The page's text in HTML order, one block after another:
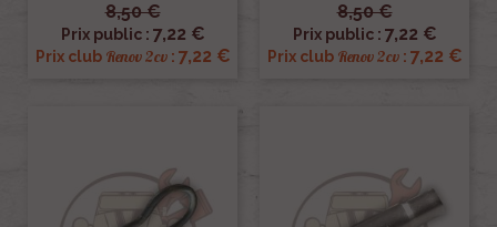
8,50 €
Prix public : 7,22 €
Prix club Renov 2cv: 7,22 €
8,50 €
Prix public : 7,22 €
Prix club Renov 2cv: 7,22 €